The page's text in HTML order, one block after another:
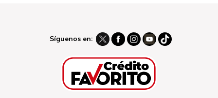
Síguenos en: